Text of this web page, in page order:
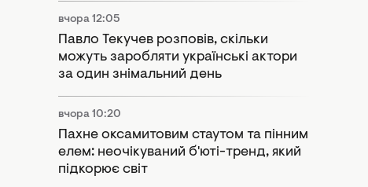
вчора 12:05
Павло Текучев розповів, скільки
можуть заробляти українські актори
за один знімальний день
вчора 10:20
Пахне оксамитовим стаутом та пінним
елем: неочікуваний б'юті-тренд, який
підкорює світ